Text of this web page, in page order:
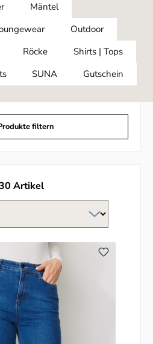
Mäntel
Outdoor
Röcke
Shirts | Tops
SUNA Gutschein
filtern
Artikel